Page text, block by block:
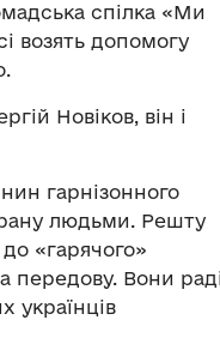
спілка «Ми
возять допомогу
Новіков, він і
гарнізонного
людьми. Решту
«гарячого»
передову. Вони
українців